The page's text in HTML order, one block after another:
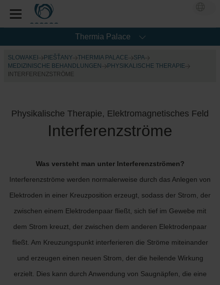
Thermia Palace
SLOWAKEI PIEŠŤANY THERMIA PALACE
SPA
MEDIZINISCHE BEHANDLUNGEN
PHYSIKALISCHE THERAPIE
INTERFERENZSTRÖME
Physikalische Therapie, Elektromagnetisches Feld
Interferenzströme
Was versteht man unter Interferenzströmen?
Interferenzströme werden normalerweise durch das Anlegen von
Elektroden in einer Kreuzposition erzeugt, sodass der Strom, der
zwischen einem Elektrodenpaar fließt, sich tief im Gewebe mit
dem Strom kreuzt, der zwischen dem anderen Elektrodenpaar
fließt. Am Kreuzungspunkt interferieren die Ströme miteinander
und erzeugen einen neuen Strom, der die heilende Wirkung
erzielt. Dies kann durch Anwendung von Saugnäpfen, die eine